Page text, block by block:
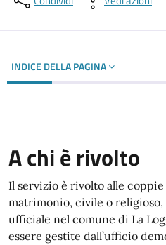
INDICE DELLA PAGINA
A chi è rivolto
Il servizio è rivolto alle
matrimonio, civile o religioso,
ufficiale nel comune di La
essere gestite dall’ufficio